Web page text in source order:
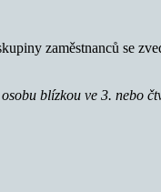
zaměstnanců se
blízkou ve 3. nebo